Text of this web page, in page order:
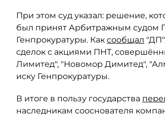
При этом суд указал: решение,
был принят Арбитражным судом
Генпрокуратуры. Как сообщал
сделок с акциями ПНТ,
Лимитед", "Новомор Димитед",
иску Генпрокуратуры.
В итоге в пользу государства
наследникам сооснователя